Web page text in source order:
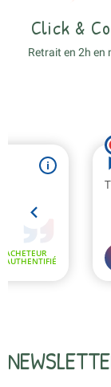
Click &
Retrait en 2h en